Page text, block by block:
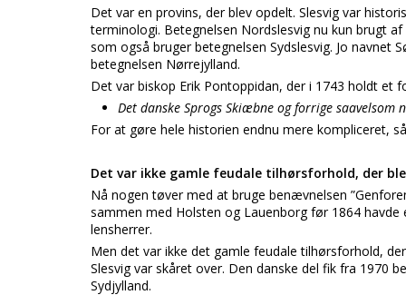
Det var en provins, der blev opdelt. Slesvig var
terminologi. Betegnelsen Nordslesvig nu kun brugt
som også bruger betegnelsen Sydslesvig. Jo navnet
betegnelsen Nørrejylland.
Det var biskop Erik Pontoppidan, der i 1743 holdt et
Det danske Sprogs Skiæbne og forrige
For at gøre hele historien endnu mere kompliceret,
Det var ikke gamle feudale tilhørsforhold, der
Nå nogen tøver med at bruge benævnelsen
sammen med Holsten og Lauenborg før 1864
lensherrer.
Men det var ikke det gamle feudale tilhørsforhold,
Slesvig var skåret over. Den danske del fik fra 1970
Sydjylland.